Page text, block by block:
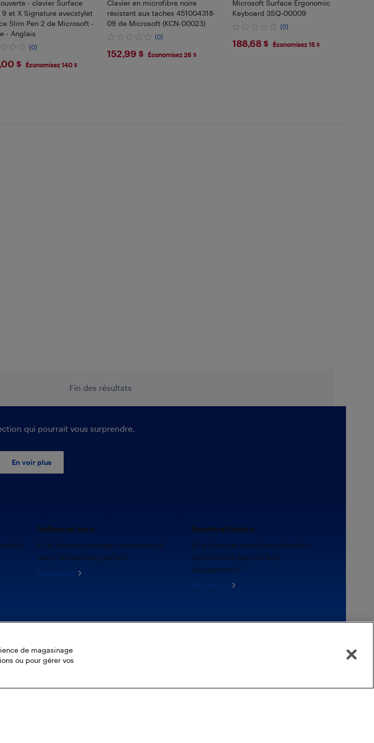
- clavier Surface
9 et X Signature avecstylet
Slim Pen 2 de Microsoft -
- Anglais
(0)
$ Économisez 140 $
Clavier en microfibre noire
résistant aux taches 451004318-
09 de Microsoft (KCN-00023)
(0)
$152.99
152,99 $ Économisez 26 $
Microsoft Surface Ergonomic
Keyboard 3SQ-00009
(0)
$188.68
188,68 $ Économisez 15 $
Fin des résultats
qui pourrait vous surprendre.
En voir plus
Valises et sacs.
Et si chaque voyage commençait
avec l'ensemble parfait?
Sports et loisirs.
Et si chaque aventure estivale a
commencé avec le bon
équipement?
de magasinage
ou pour gérer vos